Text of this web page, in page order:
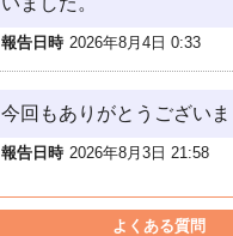
報告日時 2026年8月4日 0:33
今回もありがとうございま
報告日時 2026年8月3日 21:58
よくある質問